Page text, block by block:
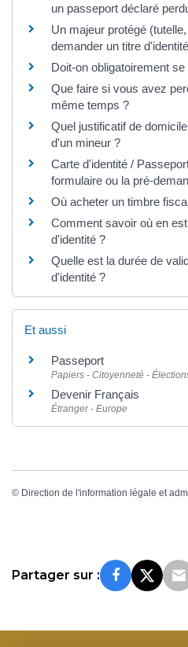
un passeport déclaré
Un majeur protégé
demander un titre
Doit-on obligatoirement
Que faire si vous avez
même temps ?
Quel justificatif de
d'un mineur ?
Carte d'identité /
formulaire ou la pré-
Où acheter un timbre
Comment savoir où en
d'identité ?
Quelle est la durée de
d'identité ?
Et aussi
Passeport
Papiers - Citoyenneté -
Devenir Français
Étranger - Europe
© Direction de l'information légale et
Partager sur :